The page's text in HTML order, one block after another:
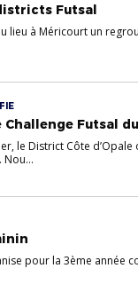
Futsal
lieu à Méricourt un
Challenge Futsal
le District Côte d’Opale
Nou...
pour la 3ème année